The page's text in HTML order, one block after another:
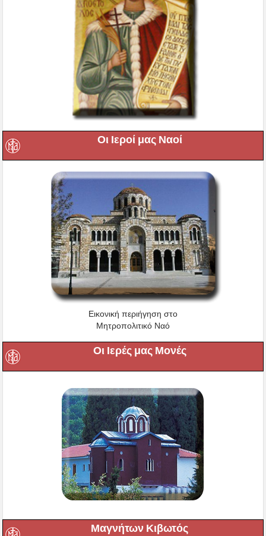
Οι Ιεροί μας Ναοί
Εικονική περιήγηση στο
Μητροπολιτικό Ναό
Οι Ιερές μας Μονές
Μαγνήτων Κιβωτός